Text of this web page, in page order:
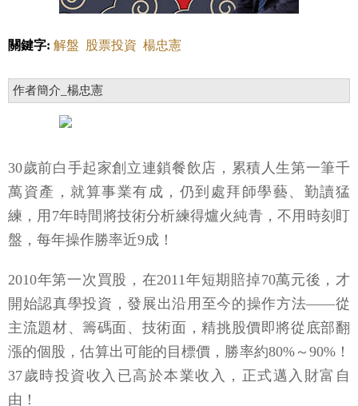
關鍵字: 解盤 股票投資 楊忠憲
作者簡介_楊忠憲
30歲前白手起家創立連鎖餐飲店，累積人生第一筆千
萬資產，就算事業有成，仍到處拜師學藝、勤讀猛
練，用7年時間將技術分析練得爐火純青，不用時刻盯
盤，每年操作勝率近9成！
2010年第一次買股，在2011年短期賠掉70萬元後，才
開始認真學投資，發展出沿用至今的操作方法——從
主流題材、籌碼面、技術面，精挑股價即將從底部翻
漲的個股，估算出可能的目標價，勝率約80%～90%！
37歲時投資收入已高於本業收入，正式邁入財富自
由！